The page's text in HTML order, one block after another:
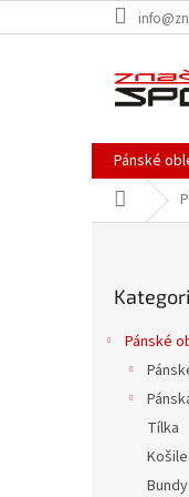
na
Pánské
Domů
kategorie
Pánské
Tílka
Košile